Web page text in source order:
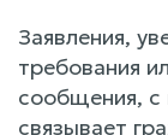
Заявления,
требования
сообщения, с
связывает